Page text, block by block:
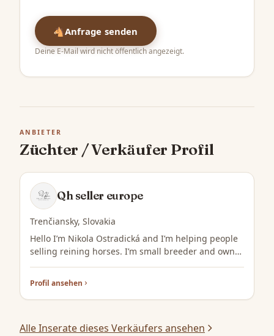
🐴Anfrage senden
Deine E-Mail wird nicht öffentlich angezeigt.
ANBIETER
Züchter / Verkäufer Profil
QSQh seller europe
Trenčiansky, Slovakia
Hello I’m Nikola Ostradická and I’m helping people
selling reining horses. I’m small breeder and owner
of 3 quarter horses.
Profil ansehen
Alle Inserate dieses Verkäufers ansehen